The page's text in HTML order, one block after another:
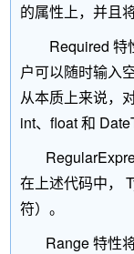
的属性上，并且
Required 特性
户可以随时输入
从本质上来说，
int、float 和
在上述代码中，
符）。
Range 特性将